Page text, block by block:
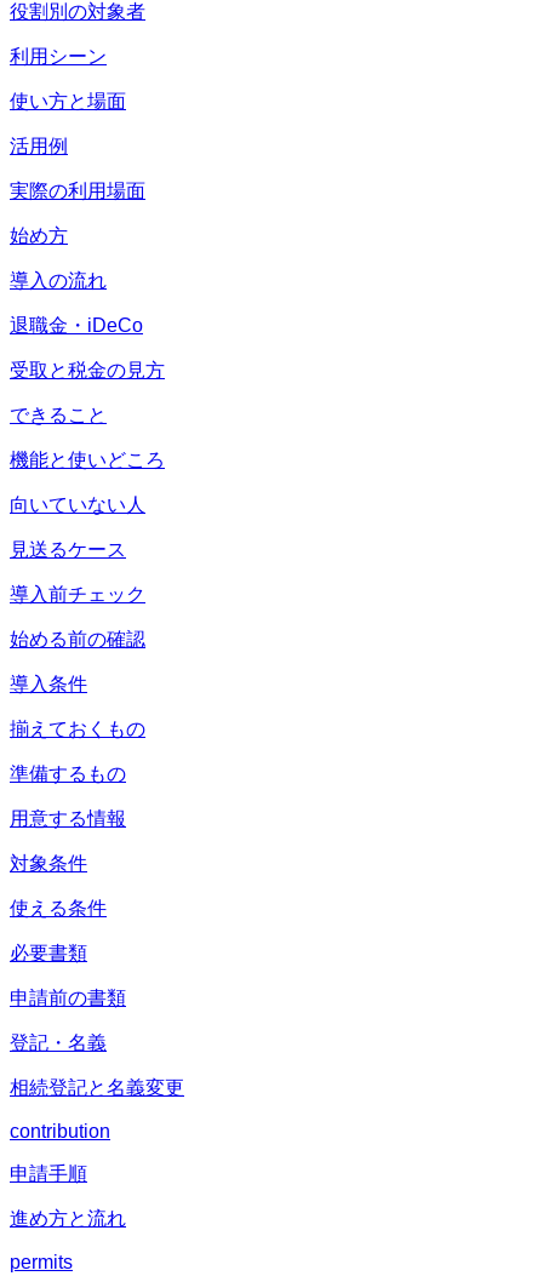
役割別の対象者
利用シーン
使い方と場面
活用例
実際の利用場面
始め方
導入の流れ
退職金・iDeCo
受取と税金の見方
できること
機能と使いどころ
向いていない人
見送るケース
導入前チェック
始める前の確認
導入条件
揃えておくもの
準備するもの
用意する情報
対象条件
使える条件
必要書類
申請前の書類
登記・名義
相続登記と名義変更
contribution
申請手順
進め方と流れ
permits